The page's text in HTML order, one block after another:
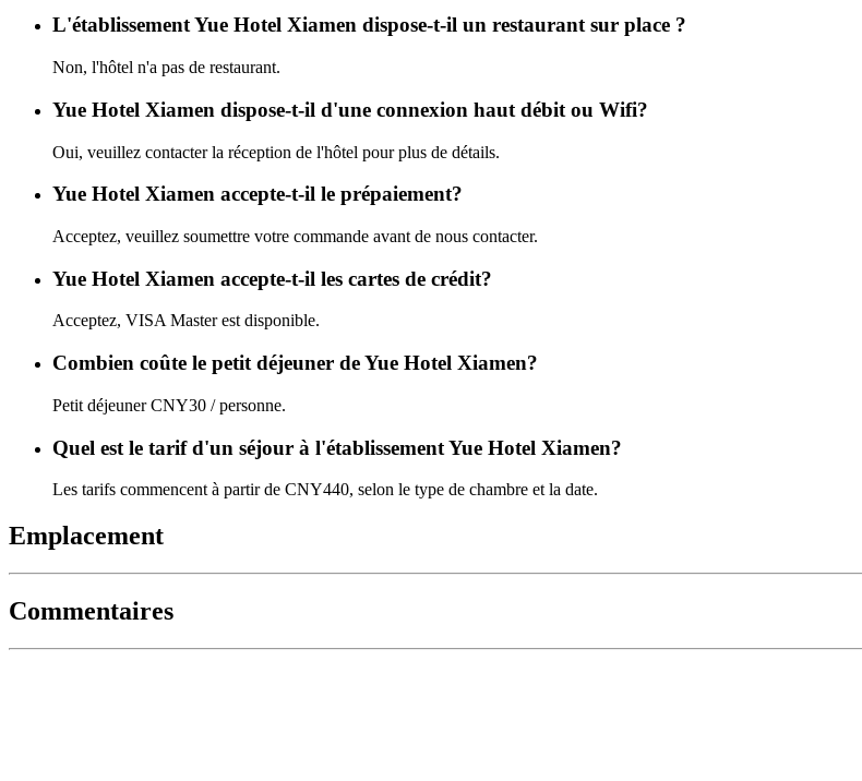
L'établissement Yue Hotel Xiamen dispose-t-il un restaurant sur place ?
Non, l'hôtel n'a pas de restaurant.
Yue Hotel Xiamen dispose-t-il d'une connexion haut débit ou Wifi?
Oui, veuillez contacter la réception de l'hôtel pour plus de détails.
Yue Hotel Xiamen accepte-t-il le prépaiement?
Acceptez, veuillez soumettre votre commande avant de nous contacter.
Yue Hotel Xiamen accepte-t-il les cartes de crédit?
Acceptez, VISA Master est disponible.
Combien coûte le petit déjeuner de Yue Hotel Xiamen?
Petit déjeuner CNY30 / personne.
Quel est le tarif d'un séjour à l'établissement Yue Hotel Xiamen?
Les tarifs commencent à partir de CNY440, selon le type de chambre et la date.
Emplacement
Commentaires